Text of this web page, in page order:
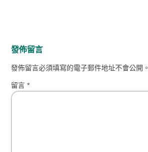
發佈留言
發佈留言必須填寫的電子郵件地址不會公開。
留言*